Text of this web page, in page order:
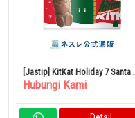
[Jastip] KitKat Holiday 7 Santa
Cans
Hubungi Kami